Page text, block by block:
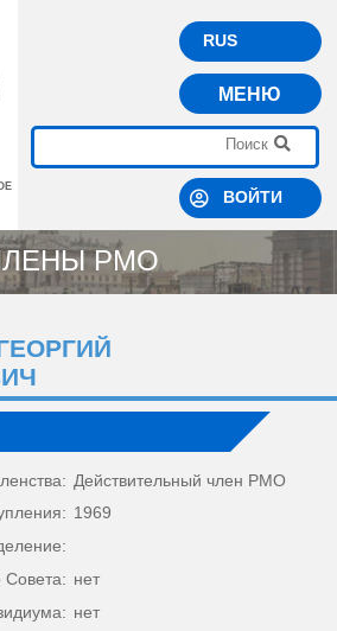
RUS
МЕНЮ
ВОЙТИ
РМО
Действительный член РМО
1969
Совета: нет
нет